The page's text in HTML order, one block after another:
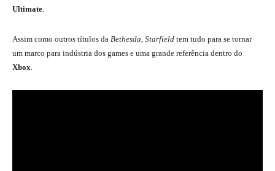
Ultimate
Assim como outros títulos da Bethesda, Starfield tem tudo para se tornar
um marco para indústria dos games e uma grande referência dentro do
Xbox